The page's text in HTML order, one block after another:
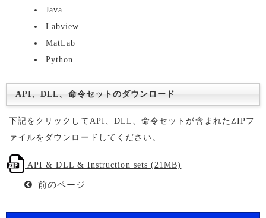
Java
Labview
MatLab
Python
API、DLL、命令セットのダウンロード
下記をクリックしてAPI、DLL、命令セットが含まれたZIPフ
ァイルをダウンロードしてください。
API & DLL & Instruction sets (21MB)
前のページ